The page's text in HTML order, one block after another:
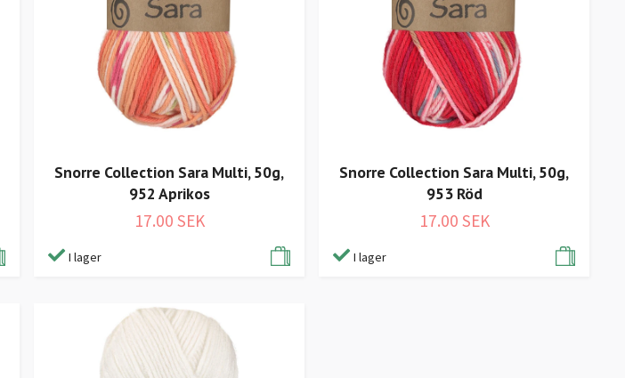
Snorre Collection Sara Multi, 50g,
952 Aprikos
17.00 SEK
I lager
Snorre Collection Sara Multi, 50g,
953 Röd
17.00 SEK
I lager